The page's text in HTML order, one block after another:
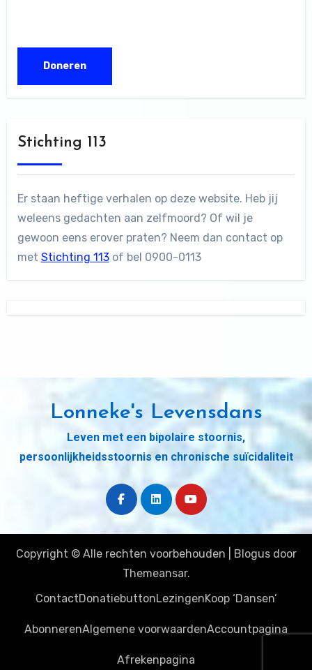
Stichting 113
Er staan heftige verhalen op deze website. Heb jij
weleens gedachten aan zelfmoord? Of wil je
gewoon eens erover praten? Neem dan contact op
met Stichting 113of bel 0900-0113
Lonneke's Levensdans
Leven met een bipolaire stoornis,
persoonlijkheidsstoornis en chronische suïcidaliteit
Copyright © Alle rechten voorbehouden Blogusdoor
Themeansar.
ContactDonatiebuttonLezingenKoop ‘Dansen’
AbonnerenAlgemene voorwaardenAccountpagina
Afrekenpagina